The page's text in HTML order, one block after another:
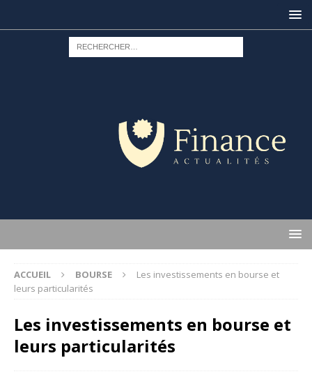
ACCUEIL BOURSE
Les investissements en bourse et
leurs particularités
Les investissements en bourse et
leurs particularités